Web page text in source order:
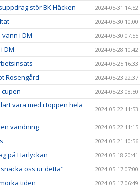
stör BK Häcken 2024-05-31 14:52
2024-05-30 10:00
vann i DM 2024-05-30 07:55
DM 2024-05-28 10:42
2024-05-25 16:33
Rosengård 2024-05-23 22:37
cupen 2024-05-23 08:50
vara med i toppen hela
2024-05-22 11:53
vändning 2024-05-22 11:15
2024-05-21 10:56
på Harlyckan 2024-05-18 20:41
oss ur detta" 2024-05-17 07:00
tiden 2024-05-17 06:49